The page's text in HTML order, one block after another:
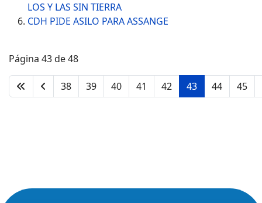
LOS Y LAS SIN TIERRA
CDH PIDE ASILO PARA ASSANGE
Página 43 de 48
38 39 40 41 42 43 44 45